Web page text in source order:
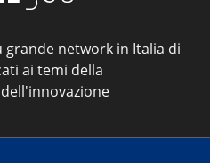
grande network in Italia di
ai temi della